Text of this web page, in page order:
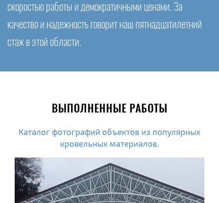
скоростью работы и демократичными ценами. За
качество и надежность говорит наш пятнадцатилетний
стаж в этой области.
ВЫПОЛНЕННЫЕ РАБОТЫ
Каталог фотографий объектов из популярных
кровельных материалов.